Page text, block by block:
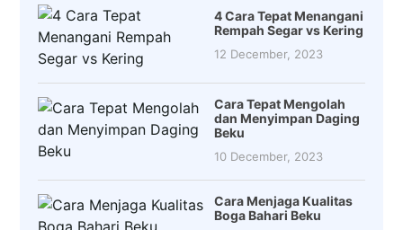
4 Cara Tepat Menangani
Rempah Segar vs Kering
12 December, 2023
Cara Tepat Mengolah
dan Menyimpan Daging
Beku
10 December, 2023
Cara Menjaga Kualitas
Boga Bahari Beku